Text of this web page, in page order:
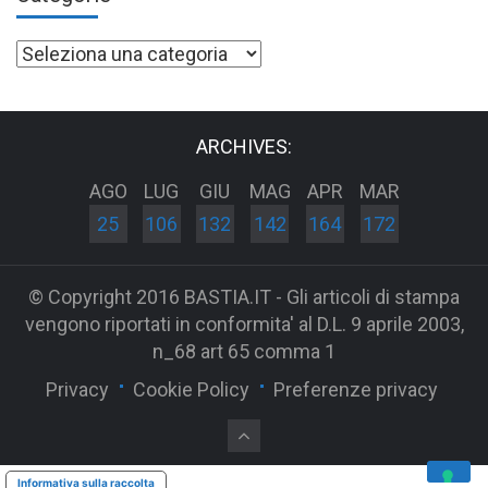
Categorie
ARCHIVES:
AGO
25
LUG
106
GIU
132
MAG
142
APR
164
MAR
172
© Copyright 2016 BASTIA.IT - Gli articoli di stampa
vengono riportati in conformita' al D.L. 9 aprile 2003,
n_68 art 65 comma 1
Privacy
Cookie Policy Preferenze privacy
Informativa sulla raccolta